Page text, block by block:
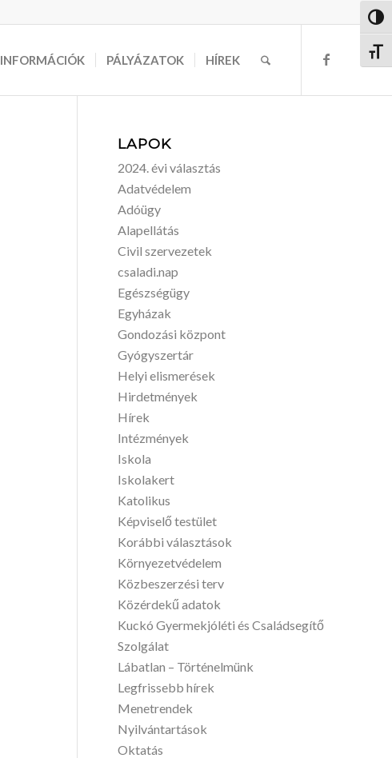
INFORMÁCIÓK PÁLYÁZATOK HÍREK
LAPOK
2024. évi választás
Adatvédelem
Adóügy
Alapellátás
Civil szervezetek
csaladi.nap
Egészségügy
Egyházak
Gondozási központ
Gyógyszertár
Helyi elismerések
Hirdetmények
Hírek
Intézmények
Iskola
Iskolakert
Katolikus
Képviselő testület
Korábbi választások
Környezetvédelem
Közbeszerzési terv
Közérdekű adatok
Kuckó Gyermekjóléti és Családsegítő
Szolgálat
Lábatlan – Történelmünk
Legfrissebb hírek
Menetrendek
Nyilvántartások
Oktatás